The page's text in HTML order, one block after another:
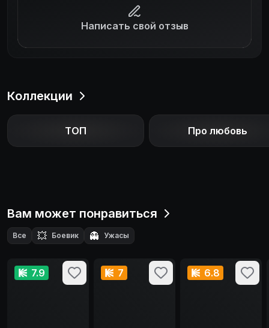
Написать свой отзыв
Коллекции
ТОП Про любовь
Вам может понравиться
Все 💥 Боевик 👻 Ужасы
7.9 7 6.8